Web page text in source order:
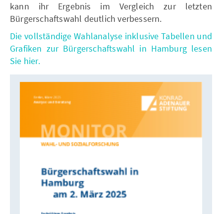
kann ihr Ergebnis im Vergleich zur letzten
Bürgerschaftswahl deutlich verbessern.
Die vollständige Wahlanalyse inklusive Tabellen und
Grafiken zur Bürgerschaftswahl in Hamburg lesen
Sie hier.